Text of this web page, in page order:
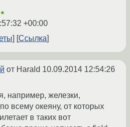
+00:00
Ссылка
от Harald 10.09.2014 12:54:26
например, железки,
всему океяну, от которых
в таких вот